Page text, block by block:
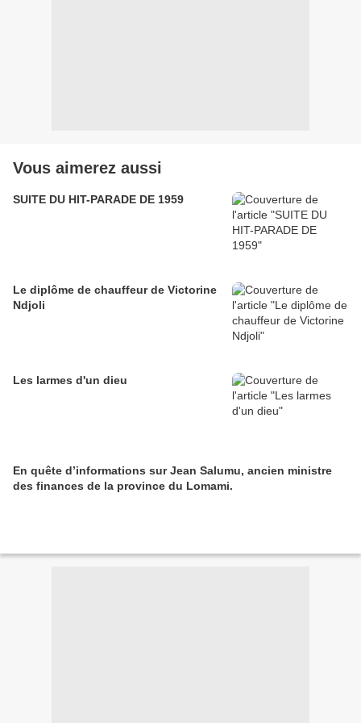
Vous aimerez aussi
SUITE DU HIT-PARADE DE 1959
Le diplôme de chauffeur de Victorine
Ndjoli
Les larmes d'un dieu
En quête d’informations sur Jean Salumu, ancien ministre
des finances de la province du Lomami.